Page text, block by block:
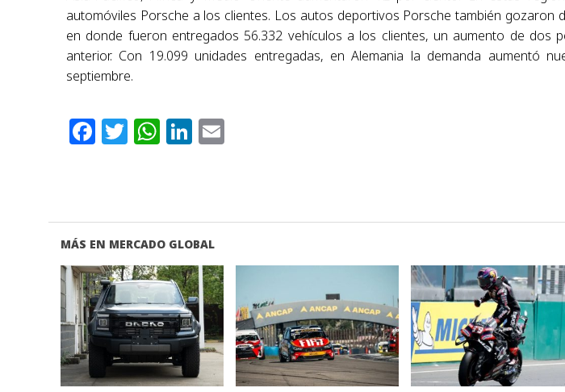
automóviles Porsche a los clientes. Los autos deportivos Porsche también gozaron
en donde fueron entregados 56.332 vehículos a los clientes, un aumento de dos
anterior. Con 19.099 unidades entregadas, en Alemania la demanda aumentó
septiembre.
Facebook
Twitter
WhatsApp
LinkedIn
MÁS EN MERCADO GLOBAL
VER NOTA VER NOTA VER NOTA